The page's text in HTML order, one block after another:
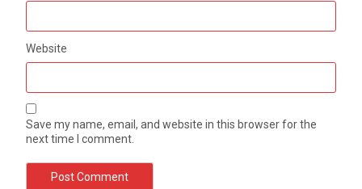
Website
Save my name, email, and website in this browser for the
next time I comment.